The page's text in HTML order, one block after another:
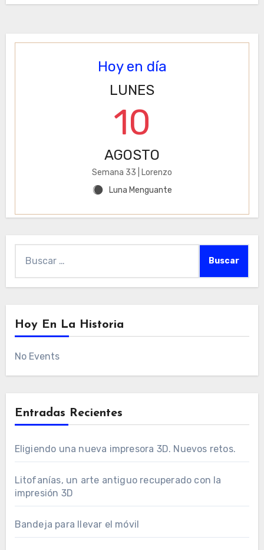
Hoy en día
LUNES
10
AGOSTO
Semana 33 | Lorenzo
Y Luna Menguante
Hoy En La Historia
No Events
Entradas Recientes
Eligiendo una nueva impresora 3D. Nuevos retos.
Litofanías, un arte antiguo recuperado con la
impresión 3D
Bandeja para llevar el móvil